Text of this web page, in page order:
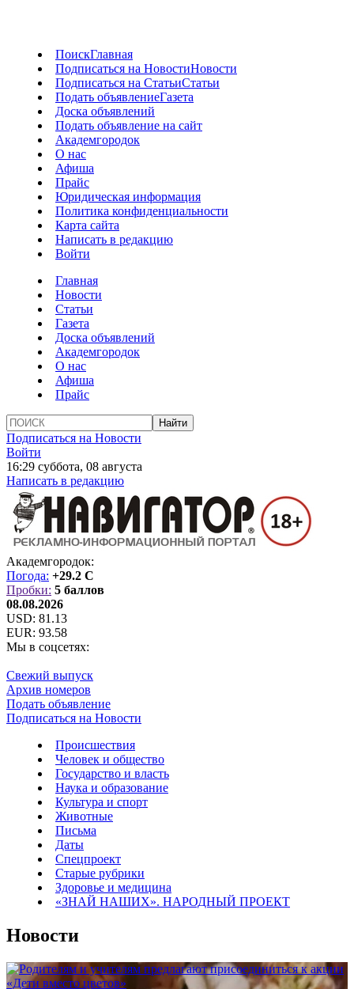
ПоискГлавная
Подписаться на НовостиНовости
Подписаться на СтатьиСтатьи
Подать объявлениеГазета
Доска объявлений
Подать объявление на сайт
Академгородок
О нас
Афиша
Прайс
Юридическая информация
Политика конфиденциальности
Карта сайта
Написать в редакцию
Войти
Главная
Новости
Статьи
Газета
Доска объявлений
Академгородок
О нас
Афиша
Прайс
Подписаться на Новости
Войти
16:29 суббота, 08 августа
Написать в редакцию
Академгородок:
Погода: +29.2 C
Пробки: 5 баллов
08.08.2026
USD: 81.13
EUR: 93.58
Мы в соцсетях:
Свежий выпуск
Архив номеров
Подать объявление
Подписаться на Новости
Происшествия
Человек и общество
Государство и власть
Наука и образование
Культура и спорт
Животные
Письма
Даты
Спецпроект
Старые рубрики
Здоровье и медицина
«ЗНАЙ НАШИХ». НАРОДНЫЙ ПРОЕКТ
Новости